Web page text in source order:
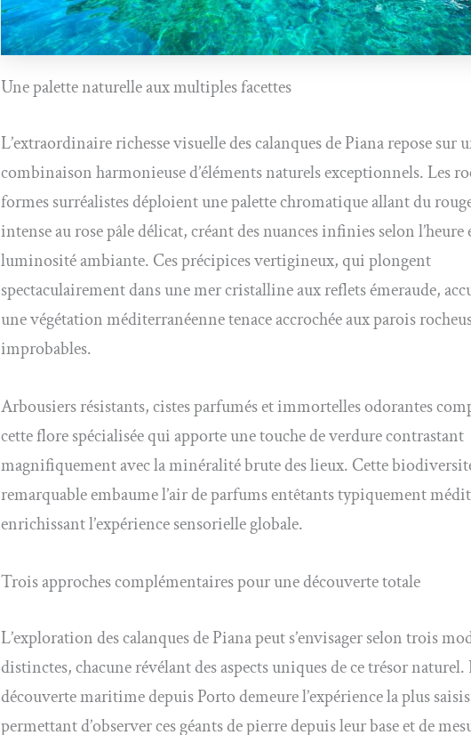
Une palette naturelle aux multiples facettes
L’extraordinaire richesse visuelle des calanques de Piana repose sur
combinaison harmonieuse d’éléments naturels exceptionnels. Les
formes surréalistes déploient une palette chromatique allant du
intense au rose pâle délicat, créant des nuances infinies selon l’heure
luminosité ambiante. Ces précipices vertigineux, qui plongent
spectaculairement dans une mer cristalline aux reflets émeraude,
une végétation méditerranéenne tenace accrochée aux parois
improbables.
Arbousiers résistants, cistes parfumés et immortelles odorantes
cette flore spécialisée qui apporte une touche de verdure contrastant
magnifiquement avec la minéralité brute des lieux. Cette
remarquable embaume l’air de parfums entêtants typiquement
enrichissant l’expérience sensorielle globale.
Trois approches complémentaires pour une découverte totale
L’exploration des calanques de Piana peut s’envisager selon trois
distinctes, chacune révélant des aspects uniques de ce trésor naturel.
découverte maritime depuis Porto demeure l’expérience la plus
permettant d’observer ces géants de pierre depuis leur base et de